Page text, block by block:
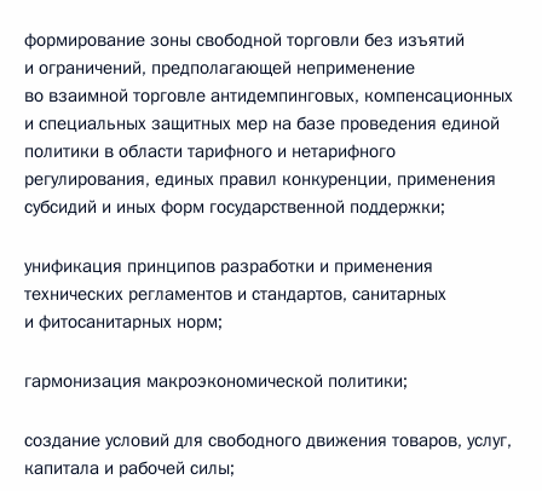
формирование зоны свободной торговли без изъятий
и ограничений, предполагающей неприменение
во взаимной торговле антидемпинговых, компенсационных
и специальных защитных мер на базе проведения единой
политики в области тарифного и нетарифного
регулирования, единых правил конкуренции, применения
субсидий и иных форм государственной поддержки;
унификация принципов разработки и применения
технических регламентов и стандартов, санитарных
и фитосанитарных норм;
гармонизация макроэкономической политики;
создание условий для свободного движения товаров, услуг,
капитала и рабочей силы;